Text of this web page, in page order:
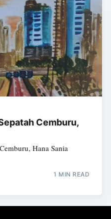
Cemburu,
Hana Sania
1 MIN READ